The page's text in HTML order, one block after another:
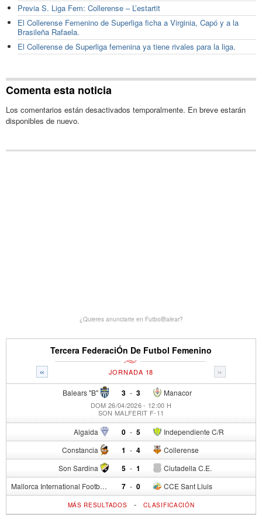
Previa S. Liga Fem: Collerense – L’estartit
El Collerense Femenino de Superliga ficha a Virginia, Capó y a la
Brasileña Rafaela.
El Collerense de Superliga femenina ya tiene rivales para la liga.
Comenta esta noticia
Los comentarios están desactivados temporalmente. En breve estarán
disponibles de nuevo.
¿Quieres anunciarte en FutbolBalear?
Tercera FederaciÓn De Futbol Femenino
« »
JORNADA 18
Balears "B" 3 - Manacor
3
DOM 26/04/2026 - 12:00 H
SON MALFERIT F-11
Algaida 0 - Independiente C/R
5
Constancia 1 - Collerense
4
Son Sardina 5 - Ciutadella C.E.
1
Mallorca International Football Club del S.p. 7 - CCE Sant Lluis
0
MÁS RESULTADOS -CLASIFICACIÓN